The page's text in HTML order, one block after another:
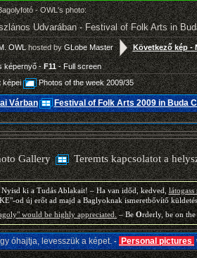
- OWL's photo:
Udvarában - Festival of Folk Arts in
OWL hosted byGLobe Master Következő kép -
képernyő -F11- Full screen
képei
Photos of the week 2009/35
Várban Festival of Folk Arts 2009 in Buda